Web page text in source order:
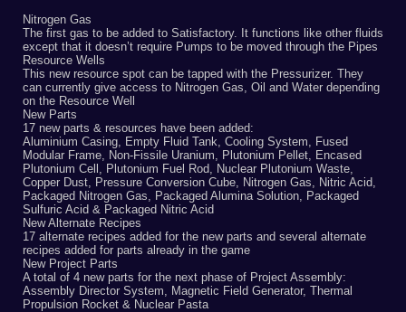
Nitrogen Gas
The first gas to be added to Satisfactory. It functions like other fluids
except that it doesn’t require Pumps to be moved through the Pipes
Resource Wells
This new resource spot can be tapped with the Pressurizer. They
can currently give access to Nitrogen Gas, Oil and Water depending
on the Resource Well
New Parts
17 new parts & resources have been added:
Aluminium Casing, Empty Fluid Tank, Cooling System, Fused
Modular Frame, Non-Fissile Uranium, Plutonium Pellet, Encased
Plutonium Cell, Plutonium Fuel Rod, Nuclear Plutonium Waste,
Copper Dust, Pressure Conversion Cube, Nitrogen Gas, Nitric Acid,
Packaged Nitrogen Gas, Packaged Alumina Solution, Packaged
Sulfuric Acid & Packaged Nitric Acid
New Alternate Recipes
17 alternate recipes added for the new parts and several alternate
recipes added for parts already in the game
New Project Parts
A total of 4 new parts for the next phase of Project Assembly:
Assembly Director System, Magnetic Field Generator, Thermal
Propulsion Rocket & Nuclear Pasta